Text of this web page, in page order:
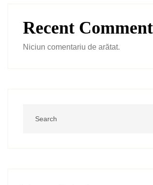
Recent
Niciun comentariu de arătat.